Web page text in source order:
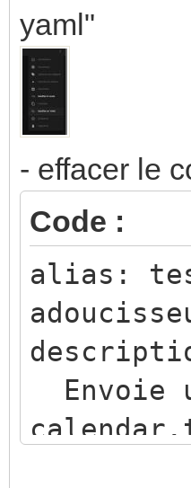
yaml"
- effacer le
Code :
alias:
Envoie